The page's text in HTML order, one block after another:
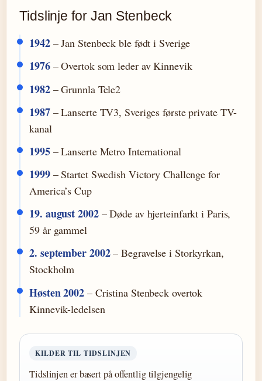
Tidslinje for Jan Stenbeck
1942– Jan Stenbeck ble født i Sverige
1976– Overtok som leder av Kinnevik
1982– Grunnla Tele2
1987– Lanserte TV3, Sveriges første private TV-
kanal
1995– Lanserte Metro International
1999– Startet Swedish Victory Challenge for
America’s Cup
19. august 2002– Døde av hjerteinfarkt i Paris,
59 år gammel
2. september 2002– Begravelse i Storkyrkan,
Stockholm
Høsten 2002 – Cristina Stenbeck overtok
Kinnevik-ledelsen
KILDER TIL TIDSLINJEN
Tidslinjen er basert på offentlig tilgjengelig